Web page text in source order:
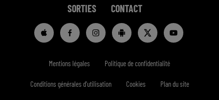
SORTIES CONTACT
Mentions légales Politique de confidentialité
Conditions générales d'utilisation Cookies Plan du site